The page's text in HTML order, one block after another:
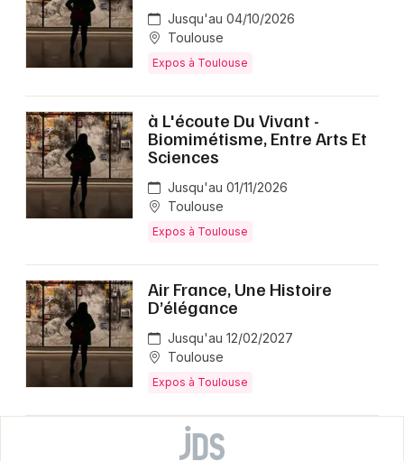
Jusqu'au 04/10/2026
Toulouse
Expos à Toulouse
à L'écoute Du Vivant -
Biomimétisme, Entre Arts Et
Sciences
Jusqu'au 01/11/2026
Toulouse
Expos à Toulouse
Air France, Une Histoire
D’élégance
Jusqu'au 12/02/2027
Toulouse
Expos à Toulouse